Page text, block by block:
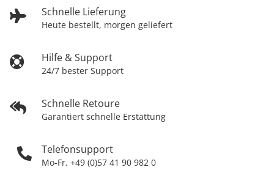
Schnelle Lieferung
Heute bestellt, morgen geliefert
Hilfe & Support
24/7 bester Support
Schnelle Retoure
Garantiert schnelle Erstattung
Telefonsupport
Mo-Fr. +49 (0)57 41 90 982 0